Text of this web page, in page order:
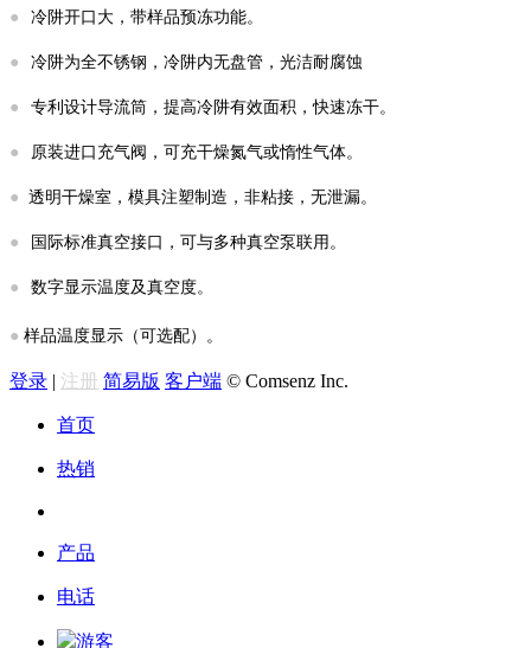
● 冷阱开口大，带样品预冻功能。
● 冷阱为全不锈钢，冷阱内无盘管，光洁耐腐蚀
● 专利设计导流筒，提高冷阱有效面积，快速冻干。
● 原装进口充气阀，可充干燥氮气或惰性气体。
● 透明干燥室，模具注塑制造，非粘接，无泄漏。
● 国际标准真空接口，可与多种真空泵联用。
● 数字显示温度及真空度。
● 样品温度显示（可选配）。
登录 | 注册 简易版 客户端 © Comsenz Inc.
首页
热销
产品
电话
游客